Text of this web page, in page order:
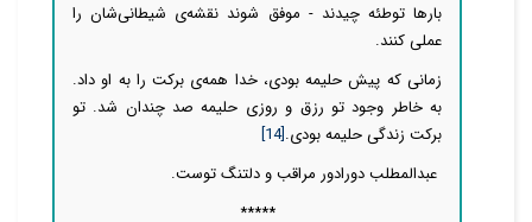
بارها توطئه چیدند - موفق شوند نقشه‌ی شیطانی‌شان را
عملی کنند.
زمانی که پیش حلیمه بودی، خدا همه‌ی برکت را به او داد.
به خاطر وجود تو رزق و روزی حلیمه صد چندان شد. تو
برکت زندگی حلیمه بودی.[14]
عبدالمطلب دورادور مراقب و دلتنگ توست.
*****